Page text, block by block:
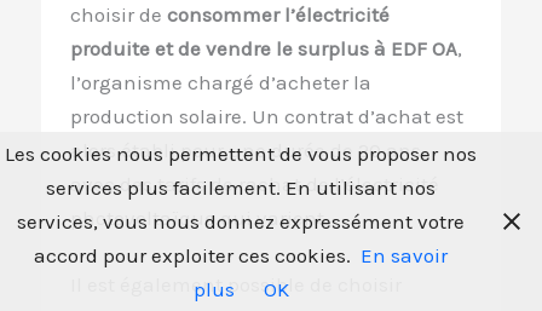
choisir de consommer l’électricité
produite et de vendre le surplus à EDF OA,
l’organisme chargé d’acheter la
production solaire. Un contrat d’achat est
alors établi pour une durée de 20 ans,
avec des tarifs de rachat de l’électricité
photovoltaïque qui varient.
Il est également possible de choisir
Les cookies nous permettent de vous proposer nos
services plus facilement. En utilisant nos
services, vous nous donnez expressément votre
accord pour exploiter ces cookies. En savoir
plus
OK